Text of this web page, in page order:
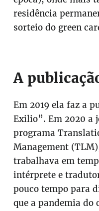
residência
sorteio do green
A
Em 2019 ela faz a
Exilio”. Em 2020 a
programa
Management
trabalhava em
intérprete e
pouco tempo para
que a pandemia do